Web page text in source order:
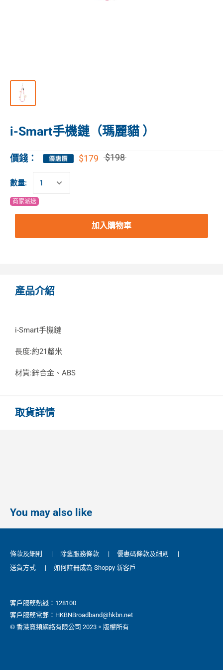
i-Smart手機鏈（瑪麗貓 ）
價錢： $179 $198
數量:
商家派送
加入購物車
產品介紹
i-Smart手機鏈
長度:約21釐米
材質:鋅合金、ABS
取貨詳情
You may also like
條款及細則 | 除舊服務條款 | 優惠碼條款及細則
|
送貨方式
| 如何註冊成為 Shoppy 新客戶
客戶服務熱綫：128100
客戶服務電郵：HKBNBroadband@hkbn.net
© 香港寬頻網絡有限公司 2023。版權所有